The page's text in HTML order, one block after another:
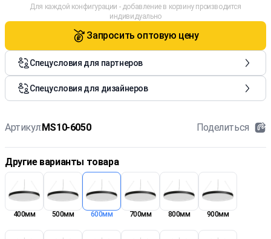
Артикул:MS10-6050 Поделиться
Другие варианты товара
400мм 500мм 600мм 700мм 800мм 900мм
Для каждой конфигурации - добавление в корзину производится
индивидуально
Запросить оптовую цену
Спецусловия для партнеров
Спецусловия для дизайнеров